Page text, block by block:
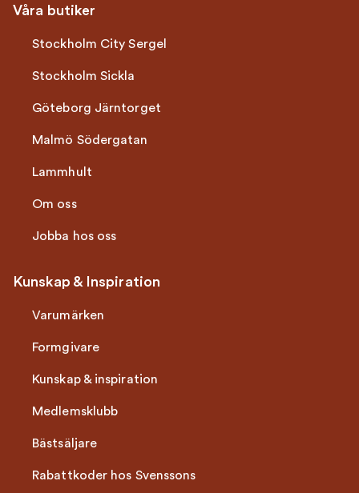
Våra butiker
Stockholm City Sergel
Stockholm Sickla
Göteborg Järntorget
Malmö Södergatan
Lammhult
Om oss
Jobba hos oss
Kunskap & Inspiration
Varumärken
Formgivare
Kunskap & inspiration
Medlemsklubb
Bästsäljare
Rabattkoder hos Svenssons